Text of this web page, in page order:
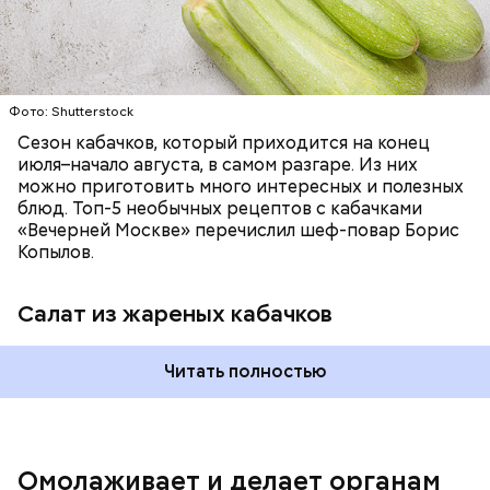
Фото: Shutterstock
Сезон кабачков, который приходится на конец
июля–начало августа, в самом разгаре. Из них
можно приготовить много интересных и полезных
блюд. Топ-5 необычных рецептов с кабачками
«Вечерней Москве» перечислил шеф-повар Борис
Копылов.
Салат из жареных кабачков
Читать полностью
Омолаживает и делает органам
кремний — укрепляет кости, зубы, волосы и
ногти и оказывает омолаживающее действие;
Вред дыни
Фото: Shutterstock